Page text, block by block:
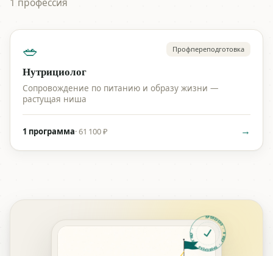
🥗 Профпереподготовка
Нутрициолог
Сопровождение по питанию и образу жизни —
растущая ниша
1 программа·61 100 ₽ →
ПРОВЕРЕНО · Я ИЩУ · ПРОВЕРЕНО · Я ИЩУ ·